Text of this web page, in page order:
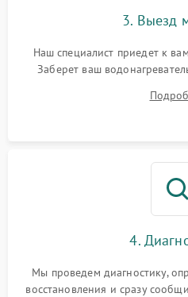
3. Выезд
Наш специалист приедет к
Заберет ваш
4.
Мы проведем диагностику,
восстановления и сразу